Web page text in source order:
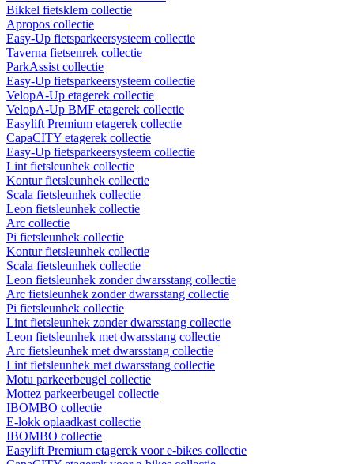
Bikkel fietsklem collectie
Apropos collectie
Easy-Up fietsparkeersysteem collectie
Taverna fietsenrek collectie
ParkAssist collectie
Easy-Up fietsparkeersysteem collectie
VelopA-Up etagerek collectie
VelopA-Up BMF etagerek collectie
Easylift Premium etagerek collectie
CapaCITY etagerek collectie
Easy-Up fietsparkeersysteem collectie
Lint fietsleunhek collectie
Kontur fietsleunhek collectie
Scala fietsleunhek collectie
Leon fietsleunhek collectie
Arc collectie
Pi fietsleunhek collectie
Kontur fietsleunhek collectie
Scala fietsleunhek collectie
Leon fietsleunhek zonder dwarsstang collectie
Arc fietsleunhek zonder dwarsstang collectie
Pi fietsleunhek collectie
Lint fietsleunhek zonder dwarsstang collectie
Leon fietsleunhek met dwarsstang collectie
Arc fietsleunhek met dwarsstang collectie
Lint fietsleunhek met dwarsstang collectie
Motu parkeerbeugel collectie
Mottez parkeerbeugel collectie
IBOMBO collectie
E-lokk oplaadkast collectie
IBOMBO collectie
Easylift Premium etagerek voor e-bikes collectie